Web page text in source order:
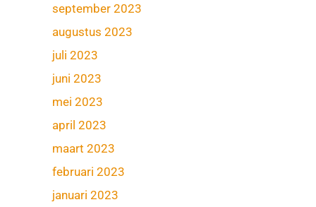
september 2023
augustus 2023
juli 2023
juni 2023
mei 2023
april 2023
maart 2023
februari 2023
januari 2023